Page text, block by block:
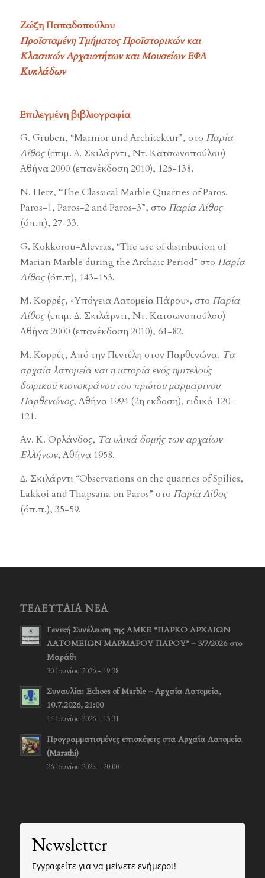
Ζώζη Παπαδοπούλου
Προϊσταμένη Τμήματος Προϊστορικών και
Κλασικών Αρχαιοτήτων και Μουσείων ΕΦΑ
Κυκλάδων
Επιλεγμένη βιβλιογραφία
G. Gruben, “Marmor und Architektur”, στο Παρία
Λίθος(επιμ. Δ. Σκιλάρντι, Ντ. Κατσωνοπούλου)
Αθήνα 2000 (επανέκδοση 2010), 125-138.
Ν. Herz, “The Classical Marble Quarries of Paros.
Paros-1, Paros-2 and Paros-3”, στο Παρία Λίθος
(όπ.π), 27-33.
G. Kokkorou-Alevras, “The use of distribution of
Marian Marble during the Archaic Period” στο Παρία
Λίθος(όπ.π), 143-153.
Μ. Κορρές, «Υπόγεια Λατομεία Πάρου», στο Παρία
Λίθος(επιμ. Δ. Σκιλάρντι, Ντ. Κατσωνοπούλου)
Αθήνα 2000 (επανέκδοση 2010), 61-82.
Μ. Κορρές, Από την Πεντέλη στον Παρθενώνα. Τα
αρχαία λατομεία και η ιστορία ενός ημιτελούς
δωρικού κιονοκράνου του πρώτου μαρμάρινου
Παρθενώνος, Αθήνα 1994 (2η εκδοση), ειδικά 120-
121.
Αν. Κ. Ορλάνδος, Τα υλικά δομής των αρχαίων
Ελλήνων, Αθήνα 1958.
Δ. Σκιλάρντι “Οbservations on the quarries of Spilies,
Lakkoi and Thapsana on Paros” στο Παρία Λίθος
(όπ.π.), 35-59.
ΤΕΛΕΥΤΑΊΑ ΝΈΑ
Γενική Συνέλευση της ΑΜΚΕ “ΠΑΡΚΟ ΑΡΧΑΙΩΝ
ΛΑΤΟΜΕΙΩΝ ΜΑΡΜΑΡΟΥ ΠΑΡΟΥ” – 3/7/2026 στο
Μαράθι
30 Ιουνίου 2026 - 19:38
Συναυλία: Echoes of Marble – Αρχαία Λατομεία,
10.7.2026, 21:00
14 Ιουνίου 2026 - 13:31
Προγραμματισμένες επισκέψεις στα Αρχαία Λατομεία
(Marathi)
26 Ιουνίου 2025 - 20:00
Newsletter
Εγγραφείτε για να μείνετε ενήμεροι!